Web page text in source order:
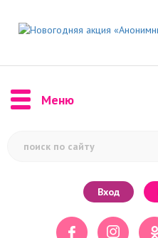
Меню
Вход